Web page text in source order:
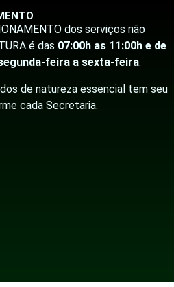
dos serviços não
é das 07:00h as 11:00h e de
feira a sexta-feira.
de natureza essencial tem seu
cada Secretaria.